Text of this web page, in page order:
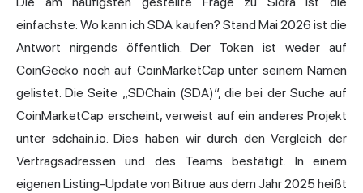
einfachste: Wo kann ich SDA kaufen? Stand Mai 2026 ist die
Antwort nirgends öffentlich. Der Token ist weder auf
CoinGecko noch auf CoinMarketCap unter seinem Namen
gelistet. Die Seite „SDChain (SDA)“, die bei der Suche auf
CoinMarketCap erscheint, verweist auf ein anderes Projekt
unter sdchain.io. Dies haben wir durch den Vergleich der
Vertragsadressen und des Teams bestätigt. In einem
eigenen Listing-Update von Bitrue aus dem Jahr 2025 heißt